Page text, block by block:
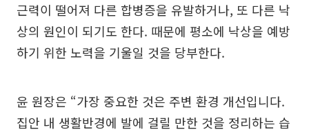
근력이 떨어져 다른 합병증을 유발하거나, 또 다른 낙
상의 원인이 되기도 한다. 때문에 평소에 낙상을 예방
하기 위한 노력을 기울일 것을 당부한다.
윤 원장은 “가장 중요한 것은 주변 환경 개선입니다.
집안 내 생활반경에 발에 걸릴 만한 것을 정리하는 습